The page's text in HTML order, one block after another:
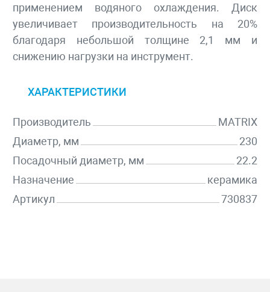
применением водяного охлаждения. Диск
увеличивает производительность на 20%
благодаря небольшой толщине 2,1 мм и
снижению нагрузки на инструмент.
ХАРАКТЕРИСТИКИ
Производитель
MATRIX
Диаметр, мм
230
Посадочный диаметр, мм
22.2
Назначение
керамика
Артикул
730837